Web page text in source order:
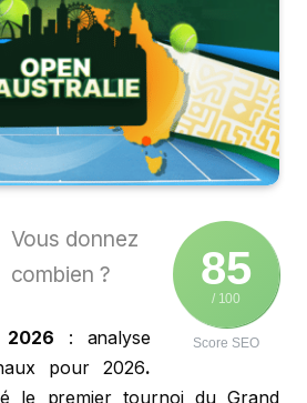
85
/ 100
Score SEO
Vous donnez
combien ?
2026 : analyse
pour 2026.
le premier tournoi du Grand